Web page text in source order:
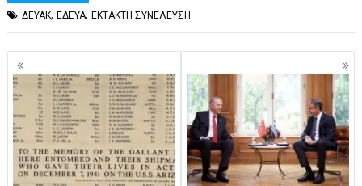
ΔΕΥΑΚ,ΕΔΕΥΑ,ΕΚΤΑΚΤΗ ΣΥΝΕΛΕΥΣΗ
Πλοήγηση
άρθρων